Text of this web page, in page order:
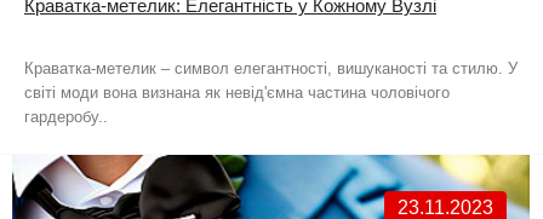
Краватка-метелик: Елегантність у Кожному Вузлі
Краватка-метелик – символ елегантності, вишуканості та стилю. У
світі моди вона визнана як невід'ємна частина чоловічого
гардеробу..
23.11.2023